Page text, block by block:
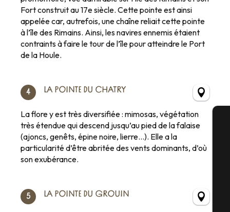
Fort construit au 17e siècle. Cette pointe est ainsi
appelée car, autrefois, une chaîne reliait cette pointe
à l’île des Rimains. Ainsi, les navires ennemis étaient
contraints à faire le tour de l’île pour atteindre le Port
de la Houle.
4 LA POINTE DU CHATRY
La flore y est très diversifiée : mimosas, végétation
très étendue qui descend jusqu’au pied de la falaise
(ajoncs, genêts, épine noire, lierre…). Elle a la
particularité d’être abritée des vents dominants, d’où
son exubérance.
5 LA POINTE DU GROUIN